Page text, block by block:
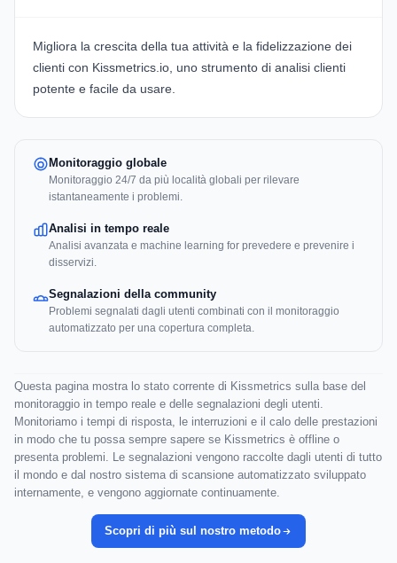
Migliora la crescita della tua attività e la fidelizzazione dei
clienti con Kissmetrics.io, uno strumento di analisi clienti
potente e facile da usare.
Monitoraggio globale
Monitoraggio 24/7 da più località globali per rilevare
istantaneamente i problemi.
Analisi in tempo reale
Analisi avanzata e machine learning for prevedere e prevenire i
disservizi.
Segnalazioni della community
Problemi segnalati dagli utenti combinati con il monitoraggio
automatizzato per una copertura completa.
Questa pagina mostra lo stato corrente di Kissmetrics sulla base del
monitoraggio in tempo reale e delle segnalazioni degli utenti.
Monitoriamo i tempi di risposta, le interruzioni e il calo delle prestazioni
in modo che tu possa sempre sapere se Kissmetrics è offline o
presenta problemi. Le segnalazioni vengono raccolte dagli utenti di tutto
il mondo e dal nostro sistema di scansione automatizzato sviluppato
internamente, e vengono aggiornate continuamente.
Scopri di più sul nostro metodo